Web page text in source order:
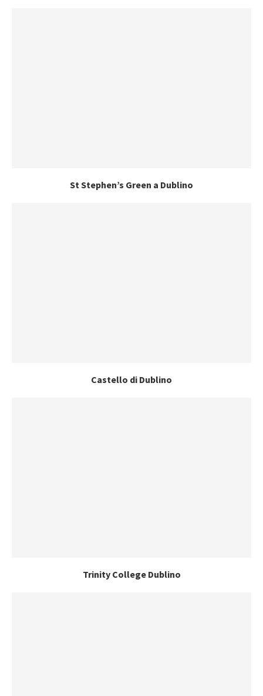
St Stephen’s Green a Dublino
Castello di Dublino
Trinity College Dublino